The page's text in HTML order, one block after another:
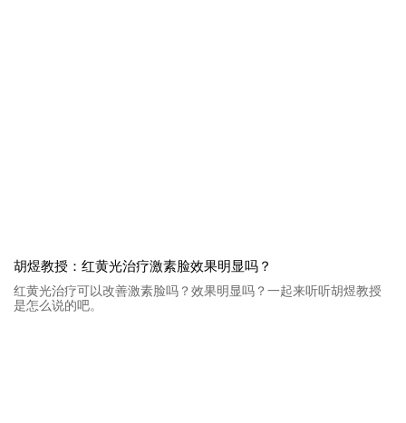
胡煜教授：红黄光治疗激素脸效果明显吗？
红黄光治疗可以改善激素脸吗？效果明显吗？一起来听听胡煜教授
是怎么说的吧。